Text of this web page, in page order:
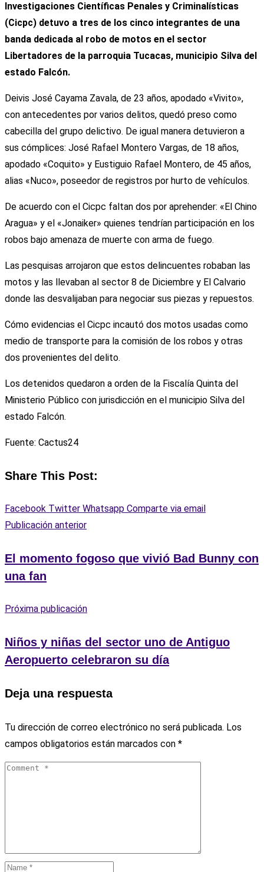
Investigaciones Científicas Penales y Criminalísticas
(Cicpc) detuvo a tres de los cinco integrantes de una
banda dedicada al robo de motos en el sector
Libertadores de la parroquia Tucacas, municipio Silva del
estado Falcón.
Deivis José Cayama Zavala, de 23 años, apodado «Vivito»,
con antecedentes por varios delitos, quedó preso como
cabecilla del grupo delictivo. De igual manera detuvieron a
sus cómplices: José Rafael Montero Vargas, de 18 años,
apodado «Coquito» y Eustiguio Rafael Montero, de 45 años,
alias «Nuco», poseedor de registros por hurto de vehículos.
De acuerdo con el Cicpc faltan dos por aprehender: «El Chino
Aragua» y el «Jonaiker» quienes tendrían participación en los
robos bajo amenaza de muerte con arma de fuego.
Las pesquisas arrojaron que estos delincuentes robaban las
motos y las llevaban al sector 8 de Diciembre y El Calvario
donde las desvalijaban para negociar sus piezas y repuestos.
Cómo evidencias el Cicpc incautó dos motos usadas como
medio de transporte para la comisión de los robos y otras
dos provenientes del delito.
Los detenidos quedaron a orden de la Fiscalía Quinta del
Ministerio Público con jurisdicción en el municipio Silva del
estado Falcón.
Fuente: Cactus24
Share This Post:
Facebook Twitter Whatsapp Comparte via email
Publicación anterior
El momento fogoso que vivió Bad Bunny con
una fan
Próxima publicación
Niños y niñas del sector uno de Antiguo
Aeropuerto celebraron su día
Deja una respuesta
Tu dirección de correo electrónico no será publicada. Los
campos obligatorios están marcados con *